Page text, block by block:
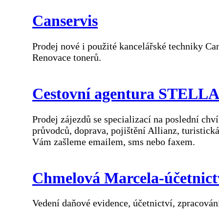
Canservis
Prodej nové i použité kancelářské techniky
Renovace tonerů.
Cestovní agentura STELLA
Prodej zájezdů se specializací na poslední
průvodců, doprava, pojištění Allianz,
Vám zašleme emailem, sms nebo faxem.
Chmelová Marcela-
Vedení daňové evidence, účetnictví,